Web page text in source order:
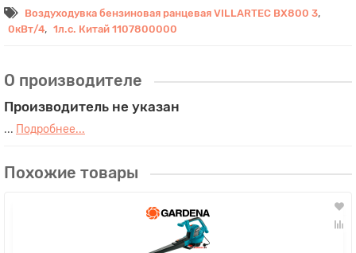
Воздуходувка бензиновая ранцевая VILLARTEC BX800 3,
0кВт/4, 1л.с. Китай 1107800000
О производителе
Производитель не указан
... Подробнее...
Похожие товары